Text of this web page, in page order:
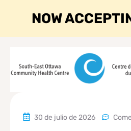
30 de julio de 2026
NOW